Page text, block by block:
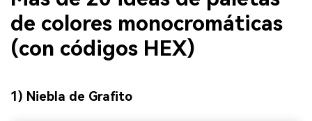
de colores monocromáticas
(con códigos HEX)
1) Niebla de Grafito